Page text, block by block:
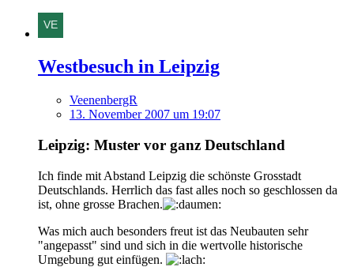
Westbesuch in Leipzig
VeenenbergR
13. November 2007 um 19:07
Leipzig: Muster vor ganz Deutschland
Ich finde mit Abstand Leipzig die schönste Grosstadt
Deutschlands. Herrlich das fast alles noch so geschlossen da
ist, ohne grosse Brachen.
Was mich auch besonders freut ist das Neubauten sehr
"angepasst" sind und sich in die wertvolle historische
Umgebung gut einfügen.